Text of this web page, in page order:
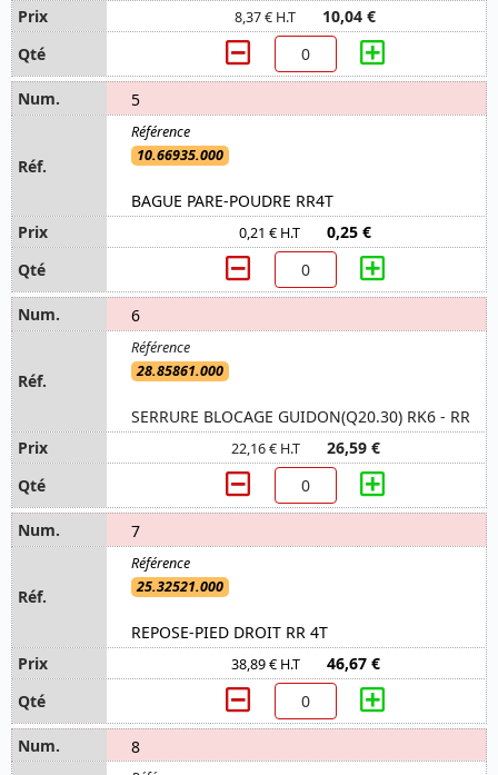
8,37 € H.T 10,04 €
5
10.66935.000
BAGUE PARE-POUDRE RR4T
0,21 € H.T 0,25 €
6
28.85861.000
SERRURE BLOCAGE GUIDON(Q20.30) RK6 - RR
22,16 € H.T 26,59 €
7
25.32521.000
REPOSE-PIED DROIT RR 4T
38,89 € H.T 46,67 €
8